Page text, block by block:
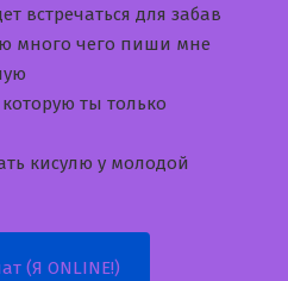
встречаться для забав
много чего пиши мне
ты только
кисулю у молодой
(Я ONLINE!)